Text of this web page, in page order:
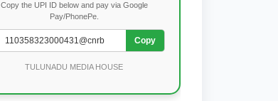
Copy the UPI ID below and pay via Google
Pay/PhonePe.
Copy
TULUNADU MEDIA HOUSE